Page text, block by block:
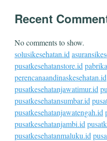
Recent
No comments to show.
solusikesehatan.id
pusatkesehatanstore.id
perencanaandinaskesehatan.id
pusatkesehatanjawatimur.id
pusatkesehatansumbar.id
pusatkesehatanjawatengah.id
pusatkesehatanjambi.id
pusatkesehatanmaluku.id